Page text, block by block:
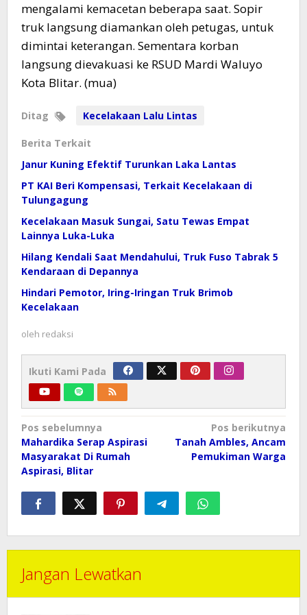
mengalami kemacetan beberapa saat. Sopir
truk langsung diamankan oleh petugas, untuk
dimintai keterangan. Sementara korban
langsung dievakuasi ke RSUD Mardi Waluyo
Kota Blitar. (mua)
Ditag Kecelakaan Lalu Lintas
Berita Terkait
Janur Kuning Efektif Turunkan Laka Lantas
PT KAI Beri Kompensasi, Terkait Kecelakaan di
Tulungagung
Kecelakaan Masuk Sungai, Satu Tewas Empat
Lainnya Luka-Luka
Hilang Kendali Saat Mendahului, Truk Fuso Tabrak 5
Kendaraan di Depannya
Hindari Pemotor, Iring-Iringan Truk Brimob
Kecelakaan
oleh redaksi
Ikuti Kami Pada
Navigasi
pos
Pos sebelumnya
Mahardika Serap Aspirasi
Masyarakat Di Rumah
Aspirasi, Blitar
Pos berikutnya
Tanah Ambles, Ancam
Pemukiman Warga
Jangan Lewatkan